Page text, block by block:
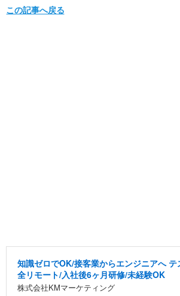
この記事へ戻る
知識ゼロでOK/接客業からエンジニアへ
全リモート/入社後6ヶ月研修/未経験OK
株式会社KMマーケティング